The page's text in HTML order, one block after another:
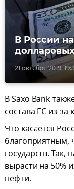
21 октября 2019,
В России
В Saxo Bank
состава ЕС из-
Что касается
благоприятным,
государств.
вырасти на 50%
нефти.